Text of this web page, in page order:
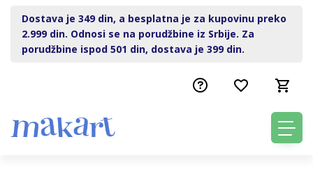
Dostava je 349 din, a besplatna je za kupovinu preko
2.999 din. Odnosi se na porudžbine iz Srbije. Za
porudžbine ispod 501 din, dostava je 399 din.